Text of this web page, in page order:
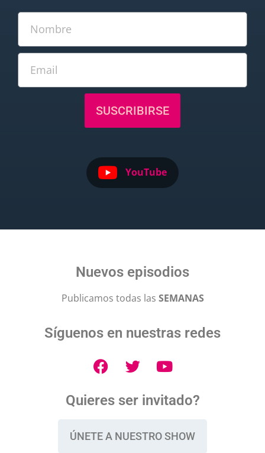
SUSCRIBIRSE
YouTube
Nuevos episodios
Publicamos todas las SEMANAS
Síguenos en nuestras redes
Quieres ser invitado?
ÚNETE A NUESTRO SHOW